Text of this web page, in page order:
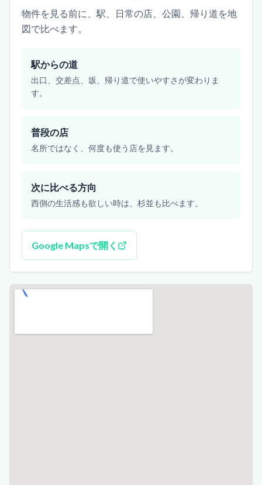
物件を見る前に、駅、日常の店、公園、帰り道を地
図で比べます。
駅からの道
出口、交差点、坂、帰り道で使いやすさが変わりま
す。
普段の店
名所ではなく、何度も使う店を見ます。
次に比べる方向
西側の生活感も欲しい時は、杉並も比べます。
Google Mapsで開く